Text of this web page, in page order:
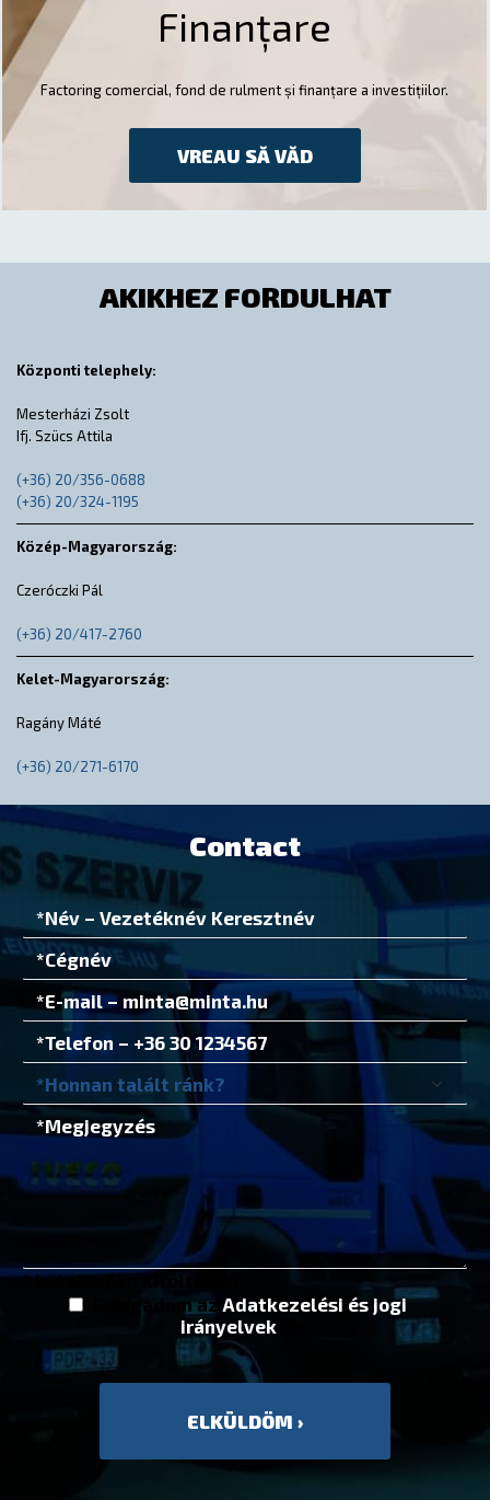
Finanțare
Factoring comercial, fond de rulment și finanțare a investițiilor.
VREAU SĂ VĂD
AKIKHEZ FORDULHAT
Központi telephely:
Mesterházi Zsolt
Ifj. Szücs Attila
(+36) 20/356-0688
(+36) 20/324-1195
Közép-Magyarország:
Czeróczki Pál
(+36) 20/417-2760
Kelet-Magyarország:
Ragány Máté
(+36) 20/271-6170
Contact
* kötelezően kitöltendő
Elfogadom az Adatkezelési és jogi
irányelveket